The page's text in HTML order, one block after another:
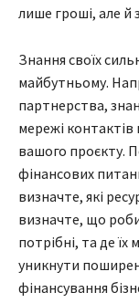
лише гроші, але й
Знання своїх
майбутньому.
партнерства,
мережі
вашого проєкту.
фінансових
визначте, які
визначте, що
потрібні, та де
уникнути
фінансування